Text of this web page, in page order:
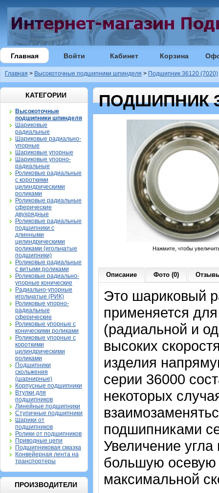
Главная Войти Кабинет Корзина
Главная > Высокоточные подшипники шпинделя > Подшипник 36120 (7020)
КАТЕГОРИИ
Высокоточные
подшипники шпинделя
Шариковые
радиальные
Шариковые радиально-
упорные
Шариковые упорные
Шариковые упорно-
радиальные
Роликовые радиальные
с короткими
цилиндрическими
роликами
Роликовые радиальные
сферические
двухрядные
Роликовые радиальные
подшипники с
длинными
цилиндрическими
роликами (игольчатые
подшипники)
Роликовые радиальные
с витыми роликами
Роликовые радиально-
упорные конические
Радиально-упорные
игольчатые (РИК)
Роликовые упорно-
радиальные
сферические
Роликовые упорные с
коническими роликами
Роликовые упорные с
короткими
цилиндрическими
роликами
Подшипники
скольжения
(шарнирные)
Корпусные подшипники
Втулки для
подшипников
Линейные подшипники
Ступичные подшипники
Шарики от
подшипников
Ролики от подшипников
Приводные цепи
Подшипниковая смазка
Конвейерная лента на
транспортеры
ПРОИЗВОДИТЕЛИ
ПОДШИПНИК
Нажмите, чтобы
Описание Фото (0)
Это шариковый
применяется
(радиальной и
высоких
изделия
серии 36000
некоторых
подшипниками
Увеличение угла
большую осевую
максимальной